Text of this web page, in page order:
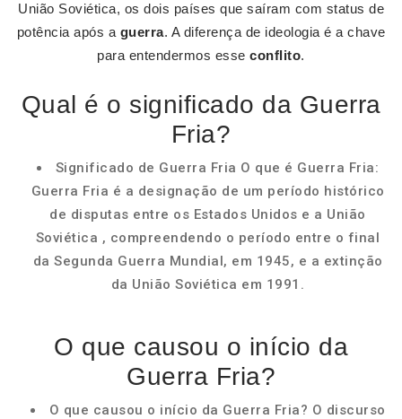
União Soviética, os dois países que saíram com status de
potência após a guerra. A diferença de ideologia é a chave
para entendermos esseconflito.
Qual é o significado da Guerra
Fria?
Significado de Guerra Fria O que é Guerra Fria:
Guerra Fria é a designação de um período histórico
de disputas entre os Estados Unidos e a União
Soviética , compreendendo o período entre o final
da Segunda Guerra Mundial, em 1945, e a extinção
da União Soviética em 1991.
O que causou o início da
Guerra Fria?
O que causou o início da Guerra Fria? O discurso